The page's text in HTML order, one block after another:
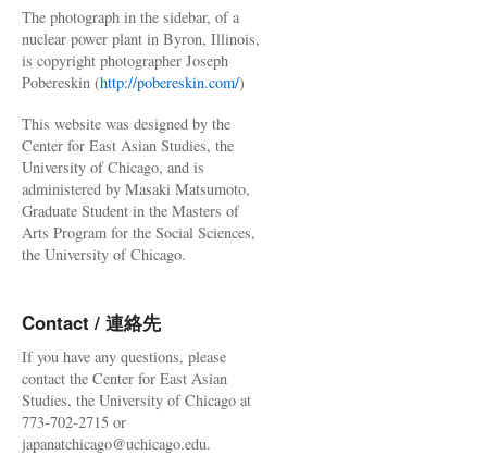
The photograph in the sidebar, of a
nuclear power plant in Byron, Illinois,
is copyright photographer Joseph
Pobereskin (http://pobereskin.com/)
This website was designed by the
Center for East Asian Studies, the
University of Chicago, and is
administered by Masaki Matsumoto,
Graduate Student in the Masters of
Arts Program for the Social Sciences,
the University of Chicago.
Contact / 連絡先
If you have any questions, please
contact the Center for East Asian
Studies, the University of Chicago at
773-702-2715 or
japanatchicago@uchicago.edu.